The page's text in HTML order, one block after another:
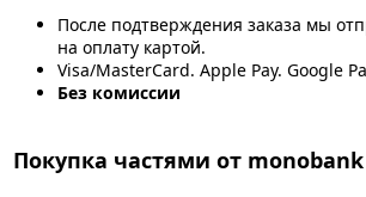
После подтверждения заказа мы
на оплату картой.
Visa/MasterCard. Apple Pay. Google
Без комиссии
Покупка частями от monobank